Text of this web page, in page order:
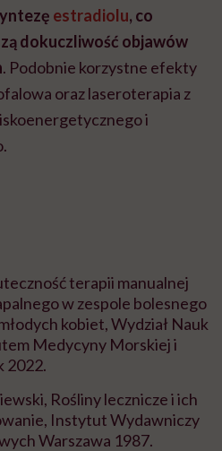
estradiolu, co
dokuczliwość objawów
. Podobnie korzystne efekty
oraz laseroterapia z
i
terapii manualnej
w zespole bolesnego
kobiet, Wydział Nauk
Medycyny Morskiej i
2022.
Rośliny lecznicze i ich
Instytut Wydawniczy
Warszawa 1987.